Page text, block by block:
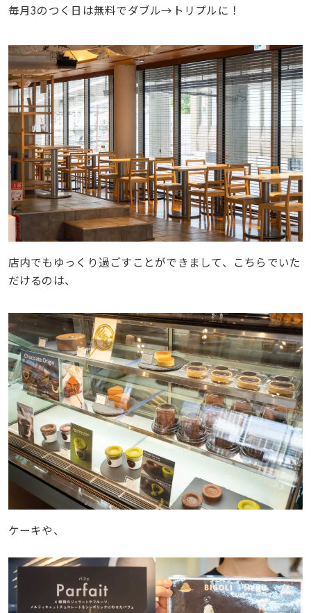
毎月3のつく日は無料でダブル→トリプルに！
店内でもゆっくり過ごすことができまして、こちらでいた
だけるのは、
ケーキや、